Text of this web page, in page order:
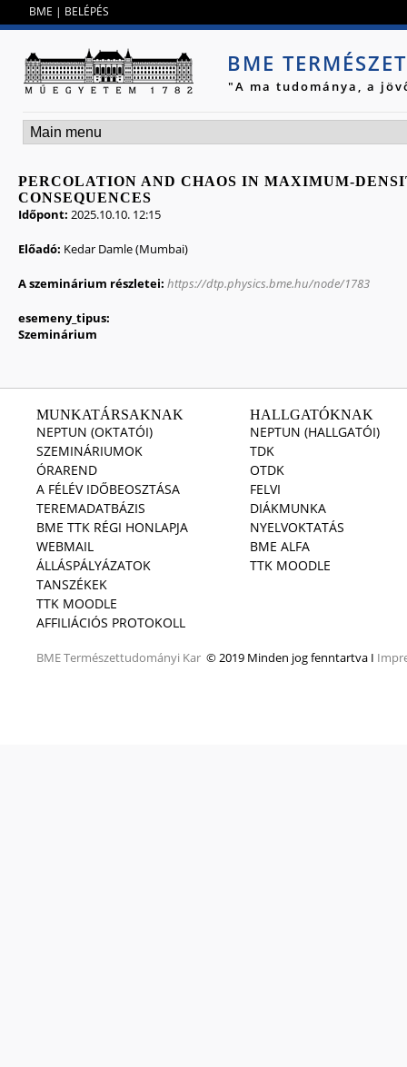
BME | BELÉPÉS
BME
"A ma tudománya, a
PERCOLATION AND CHAOS IN MAXIMUM-
CONSEQUENCES
Időpont: 2025.10.10. 12:15
Előadó: Kedar Damle (Mumbai)
A szeminárium részletei: https://dtp.physics.bme.hu/node/1783
esemeny_tipus:
Szeminárium
MUNKATÁRSAKNAK
NEPTUN (OKTATÓI)
SZEMINÁRIUMOK
ÓRAREND
A FÉLÉV IDŐBEOSZTÁSA
TEREMADATBÁZIS
BME TTK RÉGI HONLAPJA
WEBMAIL
ÁLLÁSPÁLYÁZATOK
TANSZÉKEK
TTK MOODLE
AFFILIÁCIÓS PROTOKOLL
BMETermészettudományi Kar © 2019 Minden jog fenntartva I
HALLGATÓKNAK
NEPTUN (HALLGATÓI)
TDK
OTDK
FELVI
DIÁKMUNKA
NYELVOKTATÁS
BME ALFA
TTK MOODLE